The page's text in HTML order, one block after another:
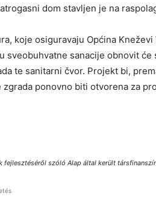
dom stavljen je na
koje osiguravaju Općina Kneževi
sveobuhvatne sanacije obnovit će
te sanitarni čvor. Projekt bi,
ponovno biti otvorena za
fejlesztéséről szóló Alap által került